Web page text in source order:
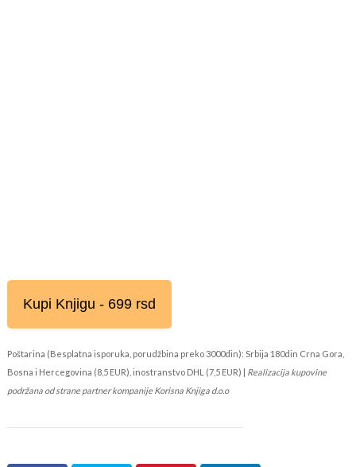
Kupi Knjigu - 699 rsd
Poštarina (Besplatna isporuka, porudžbina preko 3000din): Srbija 180din Crna Gora,
Bosna i Hercegovina (8,5 EUR), inostranstvo DHL (7,5 EUR) | Realizacija kupovine
podržana od strane partner kompanije Korisna Knjiga d.o.o